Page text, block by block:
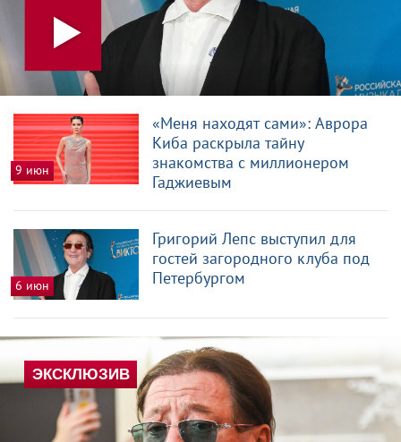
9 июн
«Меня находят сами»: Аврора
Киба раскрыла тайну
знакомства с миллионером
Гаджиевым
6 июн
Григорий Лепс выступил для
гостей загородного клуба под
Петербургом